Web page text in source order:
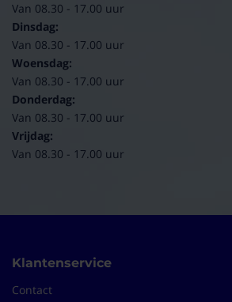
"Makkelijk te verwerken"
Makkelijk te verwerken, goed te snijden
"Prima"
Het is zelfklevend. Het isoleert. Wat
zeggen.
Stephan
14-10-2024
(10/10)
"goede zelfklevende isolatie"
Van 08.30 - 17.00 uur
Dinsdag:
Van 08.30 - 17.00 uur
Woensdag:
Van 08.30 - 17.00 uur
Donderdag:
Van 08.30 - 17.00 uur
Vrijdag:
Van 08.30 - 17.00 uur
Klantenservice
Contact